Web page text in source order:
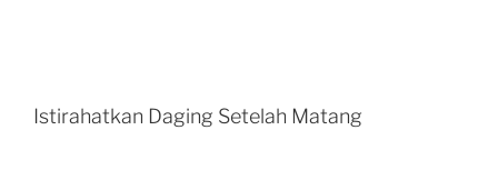
Istirahatkan Daging Setelah Matang